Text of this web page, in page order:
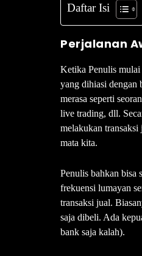
Daftar Isi
Perjalanan
Ketika Penulis mulai
yang dihiasi dengan
merasa seperti
live trading, dll.
melakukan transaksi
mata kita.
Penulis bahkan bisa
frekuensi lumayan
transaksi jual.
saja dibeli. Ada
bank saja kalah).